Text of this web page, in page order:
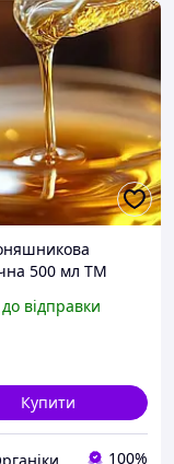
500 мл TM
відправки
Купити
100%